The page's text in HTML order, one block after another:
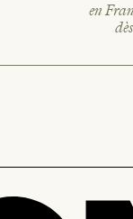
en